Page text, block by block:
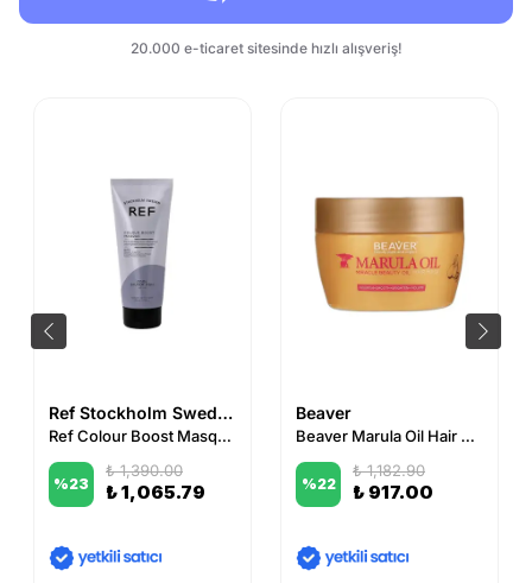
Ref Stockholm Sweden
Ref Colour Boost Masque Cool Silver Ash 200 ml
%23
₺ 1,390.00
₺ 1,065.79
Beaver
Beaver Marula Oil Hair Mask 250 ml
%22
₺ 1,182.90
₺ 917.00